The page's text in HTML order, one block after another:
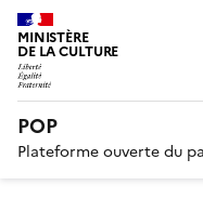
MINISTÈRE
DE LA CULTURE
POP
Plateforme ouverte du